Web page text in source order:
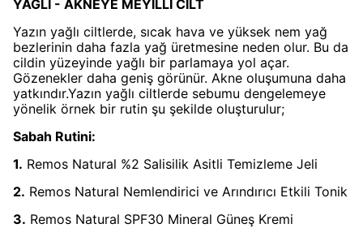
YAĞLI - AKNEYE MEYİLLİ CİLT
Yazın yağlı ciltlerde, sıcak hava ve yüksek nem yağ
bezlerinin daha fazla yağ üretmesine neden olur. Bu da
cildin yüzeyinde yağlı bir parlamaya yol açar.
Gözenekler daha geniş görünür. Akne oluşumuna daha
yatkındır.Yazın yağlı ciltlerde sebumu dengelemeye
yönelik örnek bir rutin şu şekilde oluşturulur;
Sabah Rutini:
1. Remos Natural %2 Salisilik Asitli Temizleme Jeli
2. Remos Natural Nemlendirici ve Arındırıcı Etkili Tonik
3. Remos Natural SPF30 Mineral Güneş Kremi